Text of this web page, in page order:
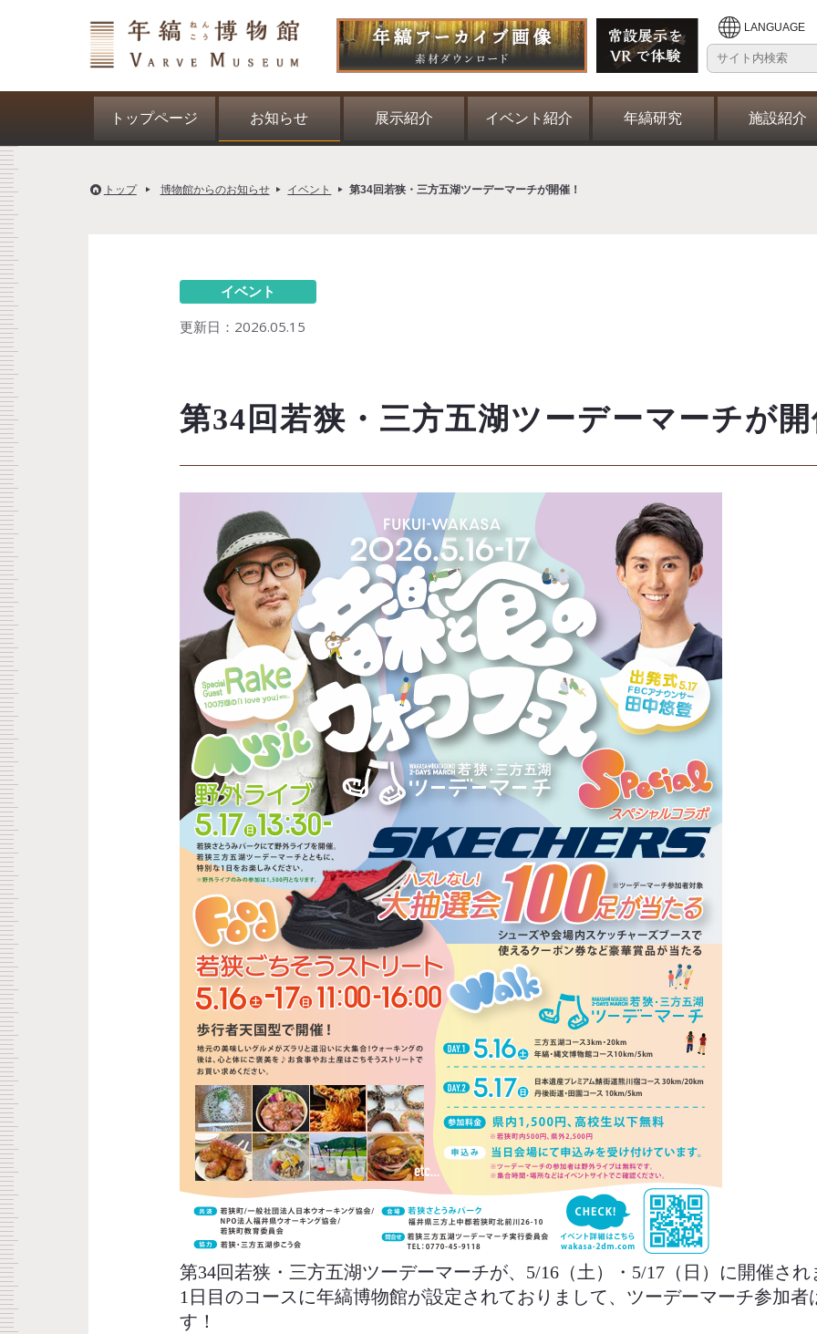
LANGUAGE
トップページ お知らせ 展示紹介 イベント紹介 年縞研究 施設紹介
トップ 博物館からのお知らせ イベント 第34回若狭・三方五湖ツーデーマーチが開催！
イベント
更新日： 2026.05.15
第34回若狭・三方五湖ツーデーマーチが
第34回若狭・三方五湖ツーデーマーチが、5/16（土）・5/17（日）に開催され
1日目のコースに年縞博物館が設定されておりまして、ツーデーマーチ参加
す！